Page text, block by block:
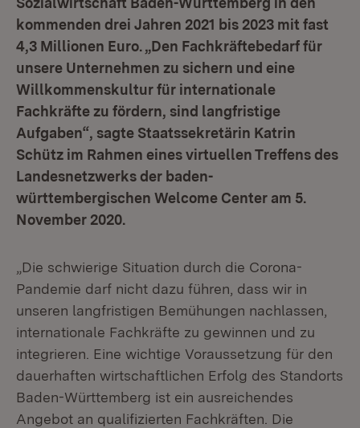
kommenden drei Jahren 2021 bis 2023 mit fast
4,3 Millionen Euro. „Den Fachkräftebedarf für
unsere Unternehmen zu sichern und eine
Willkommenskultur für internationale
Fachkräfte zu fördern, sind langfristige
Aufgaben“, sagte Staatssekretärin Katrin
Schütz im Rahmen eines virtuellen Treffens des
Landesnetzwerks der baden-
württembergischen Welcome Center am 5.
November 2020.
„Die schwierige Situation durch die Corona-
Pandemie darf nicht dazu führen, dass wir in
unseren langfristigen Bemühungen nachlassen,
internationale Fachkräfte zu gewinnen und zu
integrieren. Eine wichtige Voraussetzung für den
dauerhaften wirtschaftlichen Erfolg des Standorts
Baden-Württemberg ist ein ausreichendes
Angebot an qualifizierten Fachkräften. Die